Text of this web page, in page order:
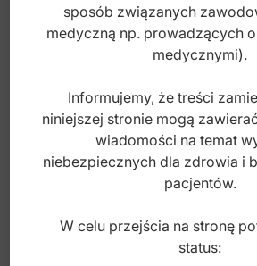
Finesoft Rękawiczki
bezpudrowe roz.M (Opak.100
Index: GL204M
11,00zł
sposób związanych
medyczną np. prowadzących
medycznymi).
Informujemy, że treści
niniejszej stronie mogą
wiadomości na temat
niebezpiecznych dla zdrowia i
pacjentów.
W celu przejścia na stronę
status: